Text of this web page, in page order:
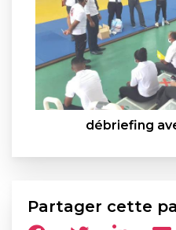
débriefing
Partager cette